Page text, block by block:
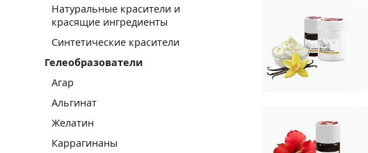
Натуральные красители и
красящие ингредиенты
Синтетические красители
Гелеобразователи
Агар
Альгинат
Желатин
Каррагинаны